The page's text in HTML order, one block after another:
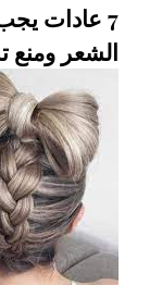
7 عادات
الشعر ومنع